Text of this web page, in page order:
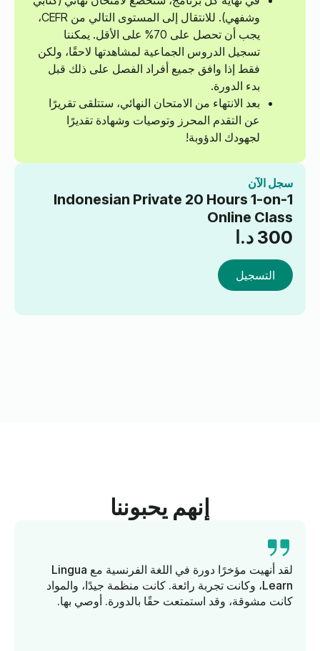
وشفهي). للانتقال إلى المستوى التالي من CEFR،
يجب أن تحصل على 70% على الأقل. يمكننا
تسجيل الدروس الجماعية لمشاهدتها لاحقًا، ولكن
فقط إذا وافق جميع أفراد الفصل على ذلك قبل
بدء الدورة.
بعد الانتهاء من الامتحان النهائي، ستتلقى تقريرًا
عن التقدم المحرز وتوصيات وشهادة تقديرًا
لجهودك الدؤوبة!
سجل الآن
Indonesian Private 20 Hours 1-on-1
Online Class
300 د.ا
التسجيل
إنهم يحبوننا
لقد أنهيت مؤخرًا دورة في اللغة الفرنسية مع Lingua
Learn، وكانت تجربة رائعة. كانت منظمة جيدًا، والمواد
كانت مشوقة، وقد استمتعت حقًا بالدورة. أوصي بها.